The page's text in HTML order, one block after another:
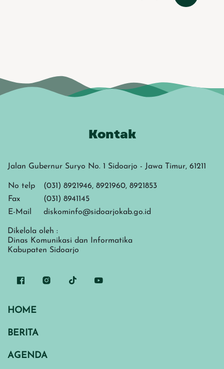
Kontak
Jalan Gubernur Suryo No. 1 Sidoarjo - Jawa Timur, 61211
No telp
(031) 8921946, 8921960, 8921853
Fax
(031) 8941145
E-Mail
diskominfo@sidoarjokab.go.id
Dikelola oleh :
Dinas Komunikasi dan Informatika
Kabupaten Sidoarjo
HOME
BERITA
AGENDA